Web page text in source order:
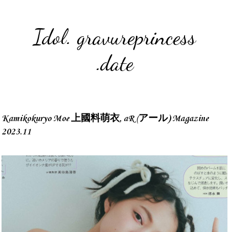
Idol. gravureprincess
.date
Kamikokuryo Moe 上國料萌衣, aR (アール) Magazine
2023.11